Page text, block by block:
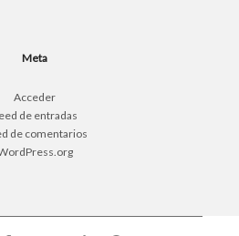
Meta
Acceder
de entradas
de comentarios